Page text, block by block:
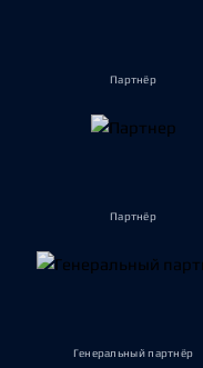
Партнёр
Партнёр
Генеральный партнёр